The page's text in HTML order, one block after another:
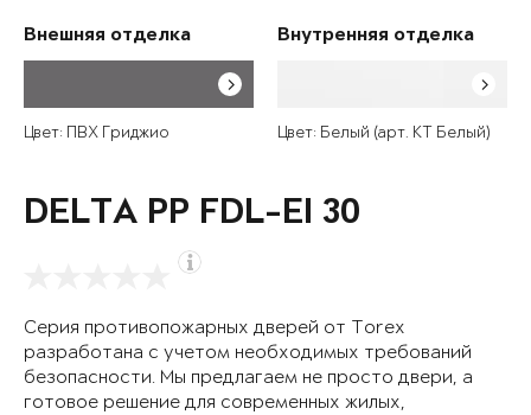
Внешняя отделка
Цвет: ПВХ Гриджио
Внутренняя отделка
Цвет: Белый (арт. КТ Белый)
DELTA PP FDL-EI 30
Серия противопожарных дверей от Torex
разработана с учетом необходимых требований
безопасности. Мы предлагаем не просто двери, а
готовое решение для современных жилых,